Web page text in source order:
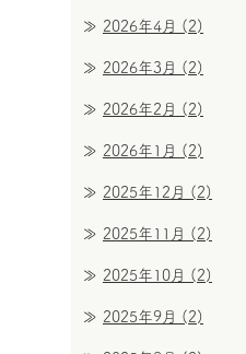
2026年4月 (2)
2026年3月 (2)
2026年2月 (2)
2026年1月 (2)
2025年12月 (2)
2025年11月 (2)
2025年10月 (2)
2025年9月 (2)